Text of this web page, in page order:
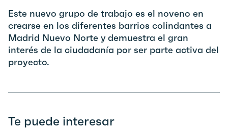
Este nuevo grupo de trabajo es el noveno en
crearse en los diferentes barrios colindantes a
Madrid Nuevo Norte y demuestra el gran
interés de la ciudadanía por ser parte activa del
proyecto.
Te puede interesar